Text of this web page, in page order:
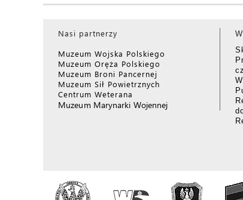
Nasi partnerzy
Muzeum Wojska Polskiego
Muzeum Oręża Polskiego
Muzeum Broni Pancernej
Muzeum Sił Powietrznych
Centrum Weterana
Muzeum Marynarki Wojennej